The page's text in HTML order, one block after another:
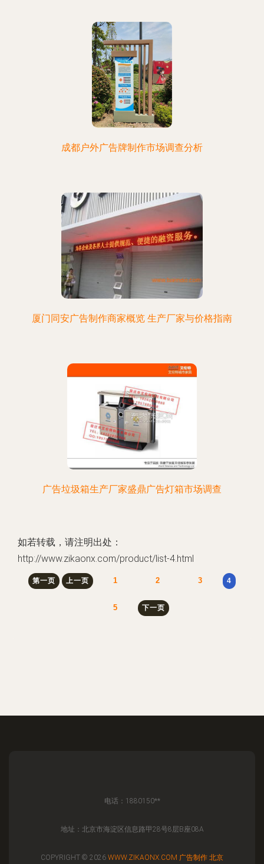
成都户外广告牌制作市场调查分析
厦门同安广告制作商家概览 生产厂家与价格指南
广告垃圾箱生产厂家盛鼎广告灯箱市场调查
如若转载，请注明出处：
http://www.zikaonx.com/product/list-4.html
第一页 上一页 1 2 3 4
5 下一页
电话：1880150**
地址：北京市海淀区信息路甲28号8层B座08A
COPYRIGHT © 2026 WWW.ZIKAONX.COM 广告制作 北京